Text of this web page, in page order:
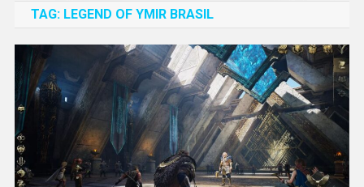
TAG: LEGEND OF YMIR BRASIL